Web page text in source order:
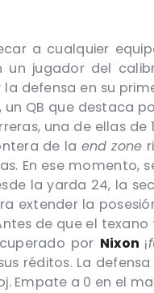
a cualquier
un jugador del
defensa en su
QB que destaca
una de ellas de
de la end zone
En ese momento,
la yarda 24, la
extender la
de que el texano
por Nixon ¡
réditos. La
Empate a 0 en el